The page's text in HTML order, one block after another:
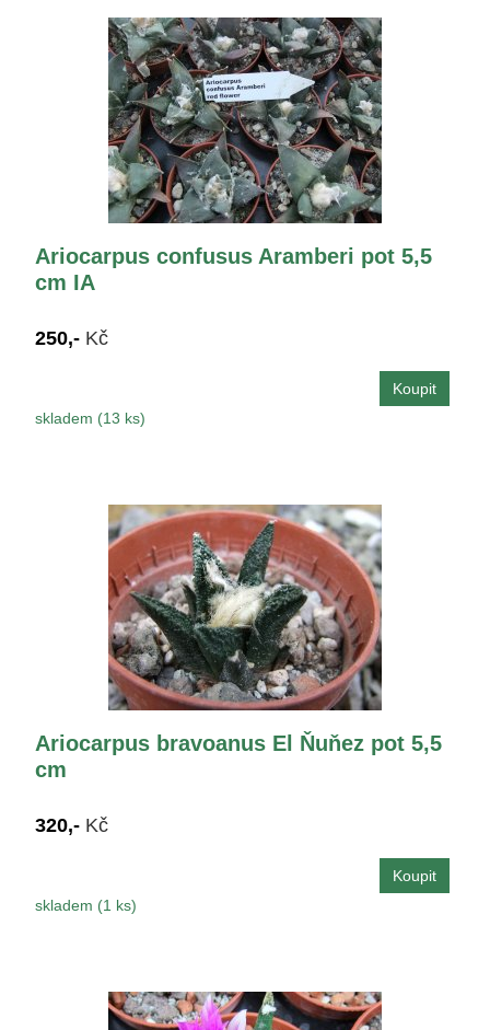
Ariocarpus confusus Aramberi pot 5,5
cm IA
250,- Kč
skladem (13 ks)
Ariocarpus bravoanus El Ňuňez pot 5,5
cm
320,- Kč
skladem (1 ks)